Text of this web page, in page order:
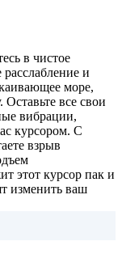
в чистое
и
море,
все свои
вибрации,
курсором. С
взрыв
этот курсор пак и
изменить ваш